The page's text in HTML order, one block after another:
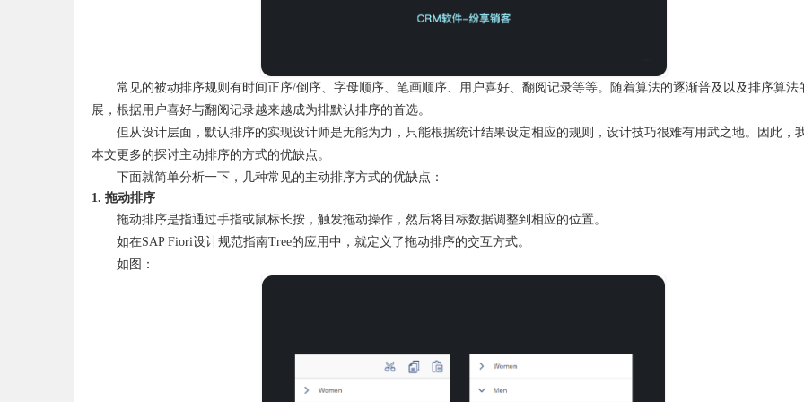
常见的被动排序规则有时间正序/倒序、字母顺序、笔画顺序、用户喜好、翻阅记录等等。随着算法的逐渐普及以及排序算法
展，根据用户喜好与翻阅记录越来越成为排默认排序的首选。
但从设计层面，默认排序的实现设计师是无能为力，只能根据统计结果设定相应的规则，设计技巧很难有用武之地。因此，
本文更多的探讨主动排序的方式的优缺点。
下面就简单分析一下，几种常见的主动排序方式的优缺点：
1. 拖动排序
拖动排序是指通过手指或鼠标长按，触发拖动操作，然后将目标数据调整到相应的位置。
如在SAP Fiori设计规范指南Tree的应用中，就定义了拖动排序的交互方式。
如图：